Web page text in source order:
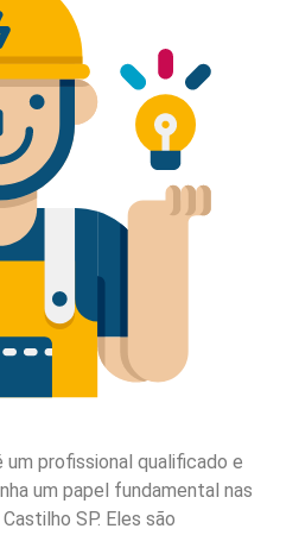
profissional qualificado e
um papel fundamental nas
SP. Eles são